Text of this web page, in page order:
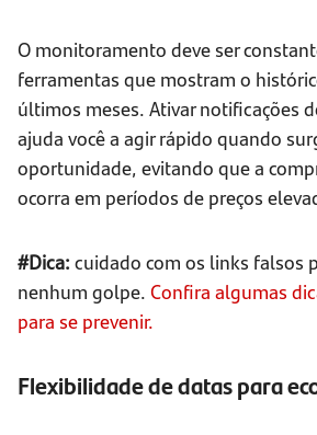
O monitoramento deve ser
ferramentas que mostram o
últimos meses. Ativar notificações
ajuda você a agir rápido quando
oportunidade, evitando que a
ocorra em períodos de preços
#Dica: cuidado com os links falsos
nenhum golpe. Confira algumas
para se prevenir.
Flexibilidade de datas para